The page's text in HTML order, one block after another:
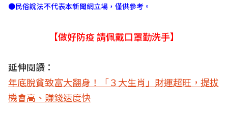
●民俗說法不代表本新聞網立場，僅供參考。
【做好防疫 請佩戴口罩勤洗手】
延伸閱讀：
年底脫貧致富大翻身！「３大生肖」財運超旺，提拔
機會高、賺錢速度快